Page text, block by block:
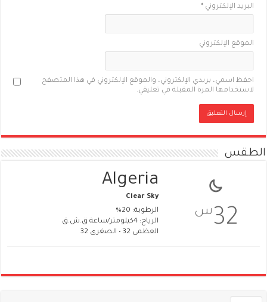
البريد الإلكتروني*
الموقع الإلكتروني
احفظ اسمي، بريدي الإلكتروني، والموقع الإلكتروني في هذا المتصفح
لاستخدامها المرة المقبلة في تعليقي.
الطقس
32 س
Algeria
Clear Sky
الرطوبة: 20%
الرياح: 4كيلومتر/ساعة ق.ش.ق‎
العظمى 32 • الصغرى 32